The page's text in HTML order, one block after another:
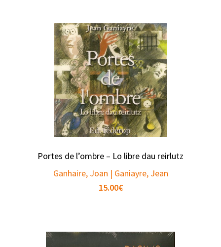
Portes de l’ombre – Lo libre dau reirlutz
Ganhaire, Joan | Ganiayre, Jean
15.00€